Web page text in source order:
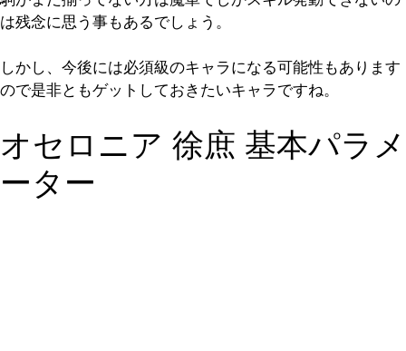
は残念に思う事もあるでしょう。
しかし、今後には必須級のキャラになる可能性もあります
ので是非ともゲットしておきたいキャラですね。
オセロニア 徐庶 基本パラメ
ーター